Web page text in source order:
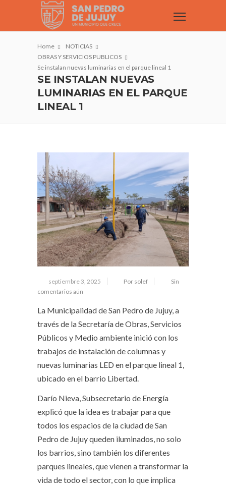
Home
NOTICIAS
OBRAS Y SERVICIOS PUBLICOS
Se instalan nuevas luminarias en el parque lineal 1
SE INSTALAN NUEVAS
LUMINARIAS EN EL PARQUE
LINEAL 1
septiembre 3, 2025 Por solef
Sin
comentarios aún
La Municipalidad de San Pedro de Jujuy, a
través de la Secretaría de Obras, Servicios
Públicos y Medio ambiente inició con los
trabajos de instalación de columnas y
nuevas luminarias LED en el parque lineal 1,
ubicado en el barrio Libertad.
Darío Nieva, Subsecretario de Energía
explicó que la idea es trabajar para que
todos los espacios de la ciudad de San
Pedro de Jujuy queden iluminados, no solo
los barrios, sino también los diferentes
parques lineales, que vienen a transformar la
vida de todo el sector, con lo que implica